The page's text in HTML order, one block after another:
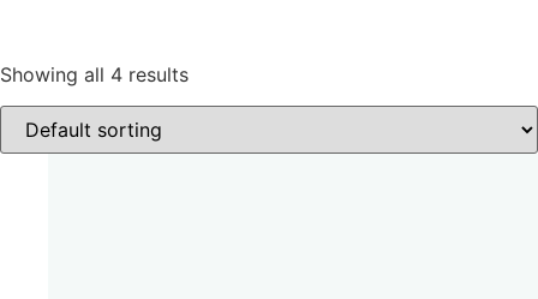
Showing all 4 results